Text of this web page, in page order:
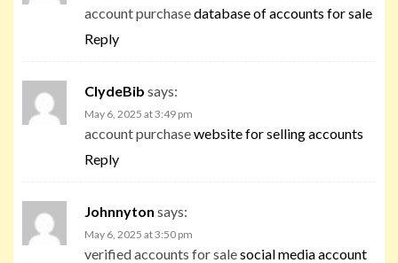
account purchasedatabase of accounts for sale
Reply
ClydeBib says:
May 6, 2025 at 3:49 pm
account purchasewebsite for selling accounts
Reply
Johnnyton says:
May 6, 2025 at 3:50 pm
verified accounts for salesocial media account